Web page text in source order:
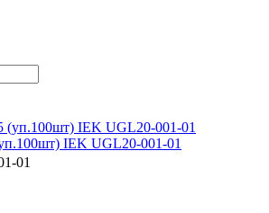
IEK UGL20-001-01
01